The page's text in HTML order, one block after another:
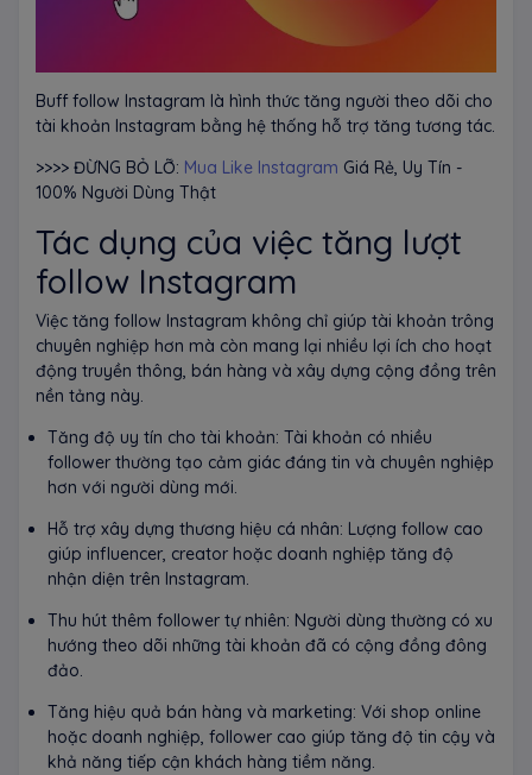
Buff follow Instagram là hình thức tăng người theo dõi cho
tài khoản Instagram bằng hệ thống hỗ trợ tăng tương tác.
>>>> ĐỪNG BỎ LỠ: Mua Like Instagram Giá Rẻ, Uy Tín -
100% Người Dùng Thật
Tác dụng của việc tăng lượt
follow Instagram
Việc tăng follow Instagram không chỉ giúp tài khoản trông
chuyên nghiệp hơn mà còn mang lại nhiều lợi ích cho hoạt
động truyền thông, bán hàng và xây dựng cộng đồng trên
nền tảng này.
Tăng độ uy tín cho tài khoản: Tài khoản có nhiều
follower thường tạo cảm giác đáng tin và chuyên nghiệp
hơn với người dùng mới.
Hỗ trợ xây dựng thương hiệu cá nhân: Lượng follow cao
giúp influencer, creator hoặc doanh nghiệp tăng độ
nhận diện trên Instagram.
Thu hút thêm follower tự nhiên: Người dùng thường có xu
hướng theo dõi những tài khoản đã có cộng đồng đông
đảo.
Tăng hiệu quả bán hàng và marketing: Với shop online
hoặc doanh nghiệp, follower cao giúp tăng độ tin cậy và
khả năng tiếp cận khách hàng tiềm năng.